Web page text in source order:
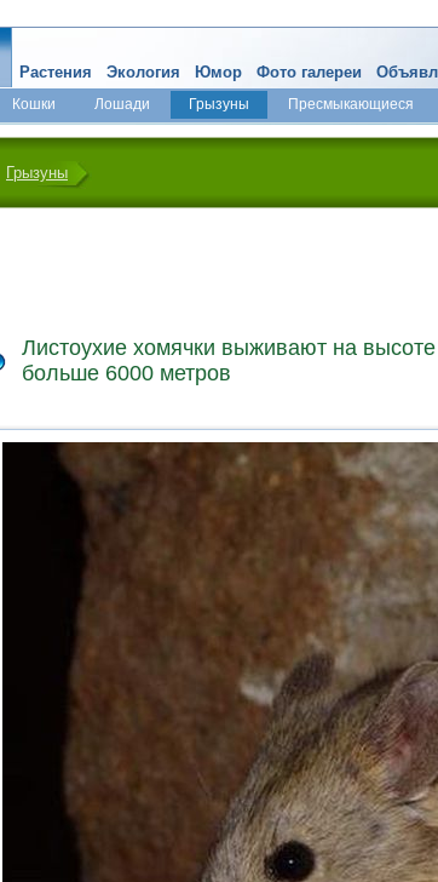
Кошки Лошади Грызуны Пресмыкающиеся
Растения Экология Юмор Фото галереи
Грызуны
Листоухие хомячки выживают на высоте
больше 6000 метров